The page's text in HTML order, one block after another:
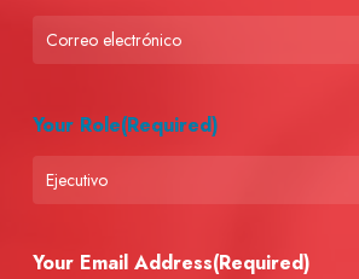
Correo electrónico
Your Role(Required)
Ejecutivo
Your Email Address(Required)